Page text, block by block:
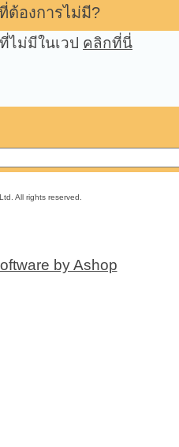
ต้องการไม่มี?
ไม่มีในเวป คลิกที่นี่
All rights reserved.
by Ashop